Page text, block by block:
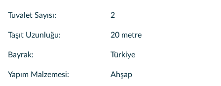
Tuvalet Sayısı: 2
Taşıt Uzunluğu: 20 metre
Bayrak: Türkiye
Yapım Malzemesi: Ahşap